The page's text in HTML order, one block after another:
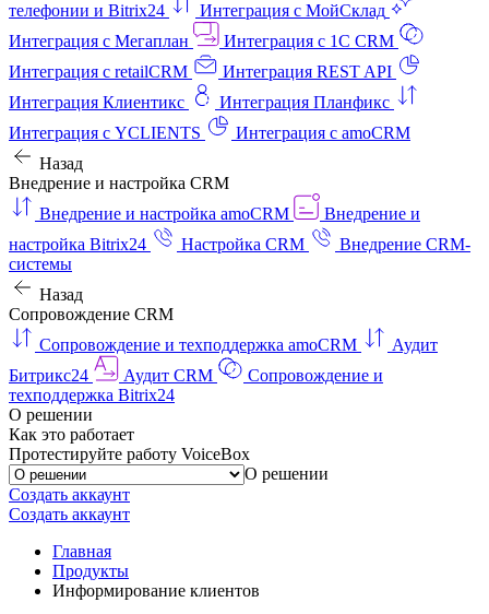
телефонии и Bitrix24
Интеграция с МойСклад
Интеграция с Мегаплан
Интеграция с 1C CRM
Интеграция с retailCRM
Интеграция REST API
Интеграция Клиентикс
Интеграция Планфикс
Интеграция с YCLIENTS
Интеграция с amoCRM
Назад
Внедрение и настройка CRM
Внедрение и настройка amoCRM
Внедрение и
настройка Bitrix24
Настройка CRM
Внедрение CRM-
системы
Назад
Сопровождение CRM
Сопровождение и техподдержка amoCRM
Аудит
Битрикс24
Аудит CRM
Сопровождение и
техподдержка Bitrix24
О решении
Как это работает
Протестируйте работу VoiceBox
О решении
Создать аккаунт
Создать аккаунт
Главная
Продукты
Информирование клиентов